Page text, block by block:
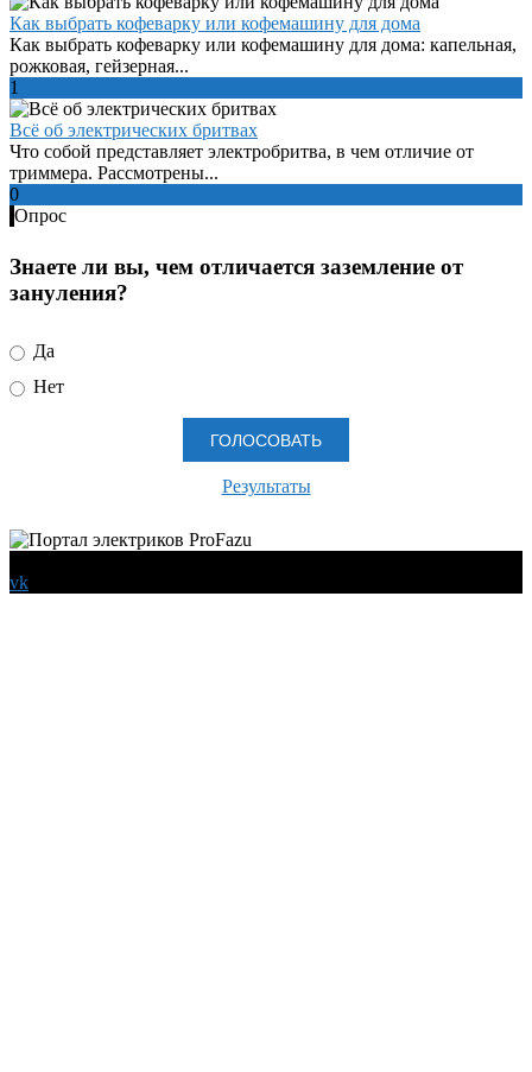
Как выбрать кофеварку или кофемашину для дома
Как выбрать кофеварку или кофемашину для дома: капельная,
рожковая, гейзерная...
1
Всё об электрических бритвах
Что собой представляет электробритва, в чем отличие от
триммера. Рассмотрены...
0
Опрос
Знаете ли вы, чем отличается заземление от
зануления?
Да
Нет
Результаты
vk